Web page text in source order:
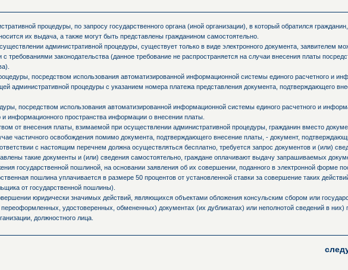
процедуры, по запросу государственного органа (иной организации), в который обратился
их выдача, а также могут быть представлены гражданином самостоятельно.
административной процедуры, существует только в виде электронного документа, заявителем
законодательства (данное требование не распространяется на случаи внесения платы
посредством использования автоматизированной информационной системы единого расчетного и
административной процедуры с указанием номера платежа представления документа, подтверждающего
посредством использования автоматизированной информационной системы единого расчетного и
информационного пространства информации о внесении платы.
от внесения платы, взимаемой при осуществлении административной процедуры, гражданин вместо
частичного освобождения помимо документа, подтверждающего внесение платы, - документ,
с настоящим перечнем должна осуществляться бесплатно, требуется запрос документов и (или)
такие документы и (или) сведения самостоятельно, граждане оплачивают выдачу запрашиваемых
государственной пошлиной, на основании заявления об их совершении, поданного в электронной форме
пошлина уплачивается в размере 50 процентов от установленной ставки за совершение таких
от государственной пошлины).
юридически значимых действий, являющихся объектами обложения консульским сбором или
удостоверенных, обмененных) документах (их дубликатах) или неполнотой сведений в них)
должностного лица.